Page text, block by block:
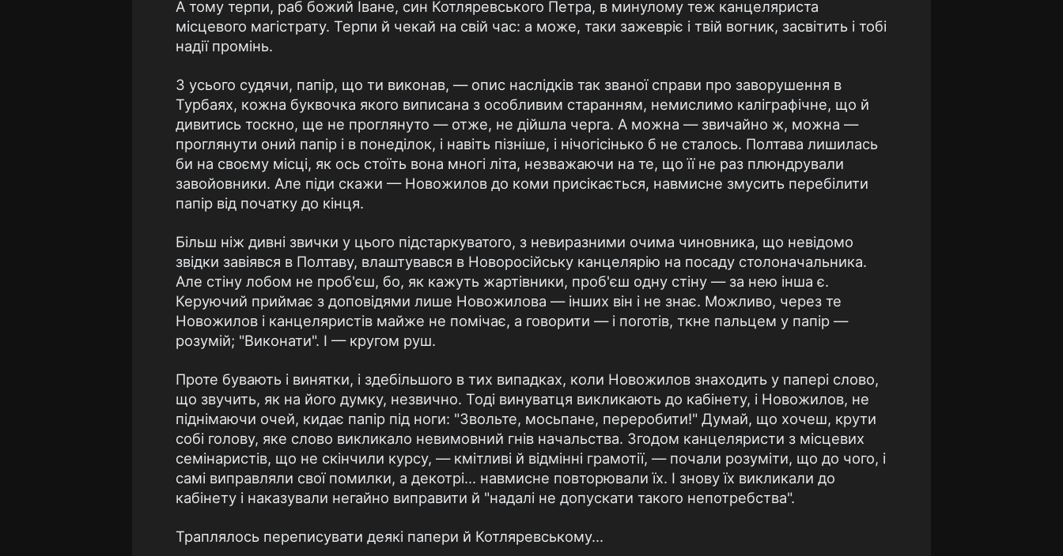
А тому терпи, раб божий Іване, син Котляревського Петра, в минулому теж канцеляриста
місцевого магістрату. Терпи й чекай на свій час: а може, таки зажевріє і твій вогник, засвітить і тобі
надії промінь.
З усього судячи, папір, що ти виконав, — опис наслідків так званої справи про заворушення в
Турбаях, кожна буквочка якого виписана з особливим старанням, немислимо каліграфічне, що й
дивитись тоскно, ще не проглянуто — отже, не дійшла черга. А можна — звичайно ж, можна —
проглянути оний папір і в понеділок, і навіть пізніше, і нічогісінько б не сталось. Полтава лишилась
би на своєму місці, як ось стоїть вона многі літа, незважаючи на те, що її не раз плюндрували
завойовники. Але піди скажи — Новожилов до коми присікається, навмисне змусить перебілити
папір від початку до кінця.
Більш ніж дивні звички у цього підстаркуватого, з невиразними очима чиновника, що невідомо
звідки завіявся в Полтаву, влаштувався в Новоросійську канцелярію на посаду столоначальника.
Але стіну лобом не проб'єш, бо, як кажуть жартівники, проб'єш одну стіну — за нею інша є.
Керуючий приймає з доповідями лише Новожилова — інших він і не знає. Можливо, через те
Новожилов і канцеляристів майже не помічає, а говорити — і поготів, ткне пальцем у папір —
розумій; "Виконати". І — кругом руш.
Проте бувають і винятки, і здебільшого в тих випадках, коли Новожилов знаходить у папері слово,
що звучить, як на його думку, незвично. Тоді винуватця викликають до кабінету, і Новожилов, не
піднімаючи очей, кидає папір під ноги: "Звольте, мосьпане, переробити!" Думай, що хочеш, крути
собі голову, яке слово викликало невимовний гнів начальства. Згодом канцеляристи з місцевих
семінаристів, що не скінчили курсу, — кмітливі й відмінні грамотії, — почали розуміти, що до чого, і
самі виправляли свої помилки, а декотрі... навмисне повторювали їх. І знову їх викликали до
кабінету і наказували негайно виправити й "надалі не допускати такого непотребства".
Траплялось переписувати деякі папери й Котляревському...